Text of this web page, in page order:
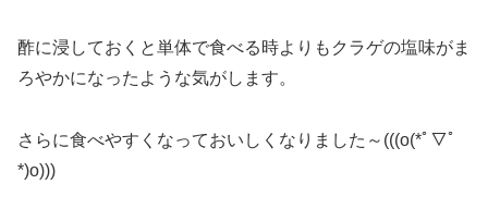
酢に浸しておくと単体で食べる時よりもクラゲの塩味がま
ろやかになったような気がします。
さらに食べやすくなっておいしくなりました～(((o(*ﾟ▽ﾟ
*)o)))